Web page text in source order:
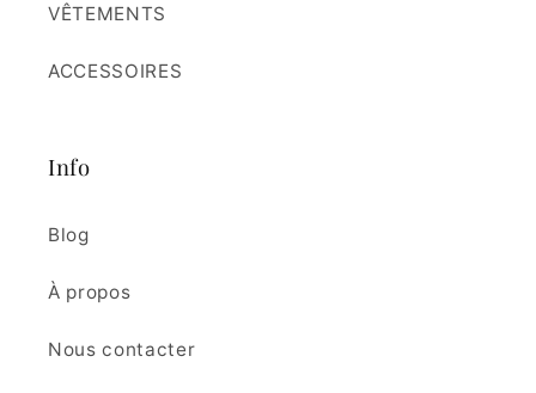
VÊTEMENTS
ACCESSOIRES
Info
Blog
À propos
Nous contacter